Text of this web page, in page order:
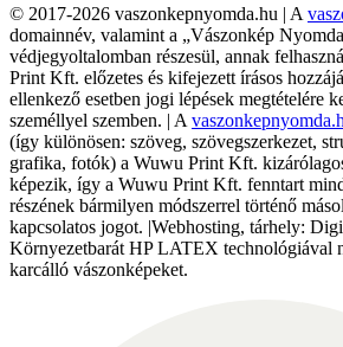
© 2017-2026 vaszonkepnyomda.hu | A
domainnév, valamint a „Vászonkép
védjegyoltalomban részesül, annak
Print Kft. előzetes és kifejezett írásos
ellenkező esetben jogi lépések megtételére
személlyel szemben. | A
(így különösen: szöveg, szövegszerkezet,
grafika, fotók) a Wuwu Print Kft.
képezik, így a Wuwu Print Kft. fenntart
részének bármilyen módszerrel történő
kapcsolatos jogot. |Webhosting, tárhely:
Környezetbarát HP LATEX technológiával
karcálló vászonképeket.